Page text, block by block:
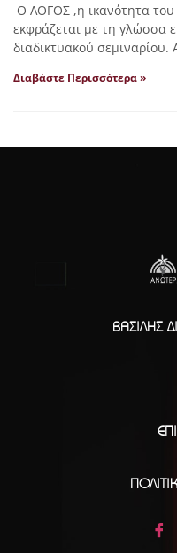
Ο ΛΟΓΟΣ ,η ικανότητα του
εκφράζεται με τη γλώσσα
διαδικτυακού σεμιναρίου.
Διαβάστε Περισσότερα »
ΒΑΣΊΛΗΣ